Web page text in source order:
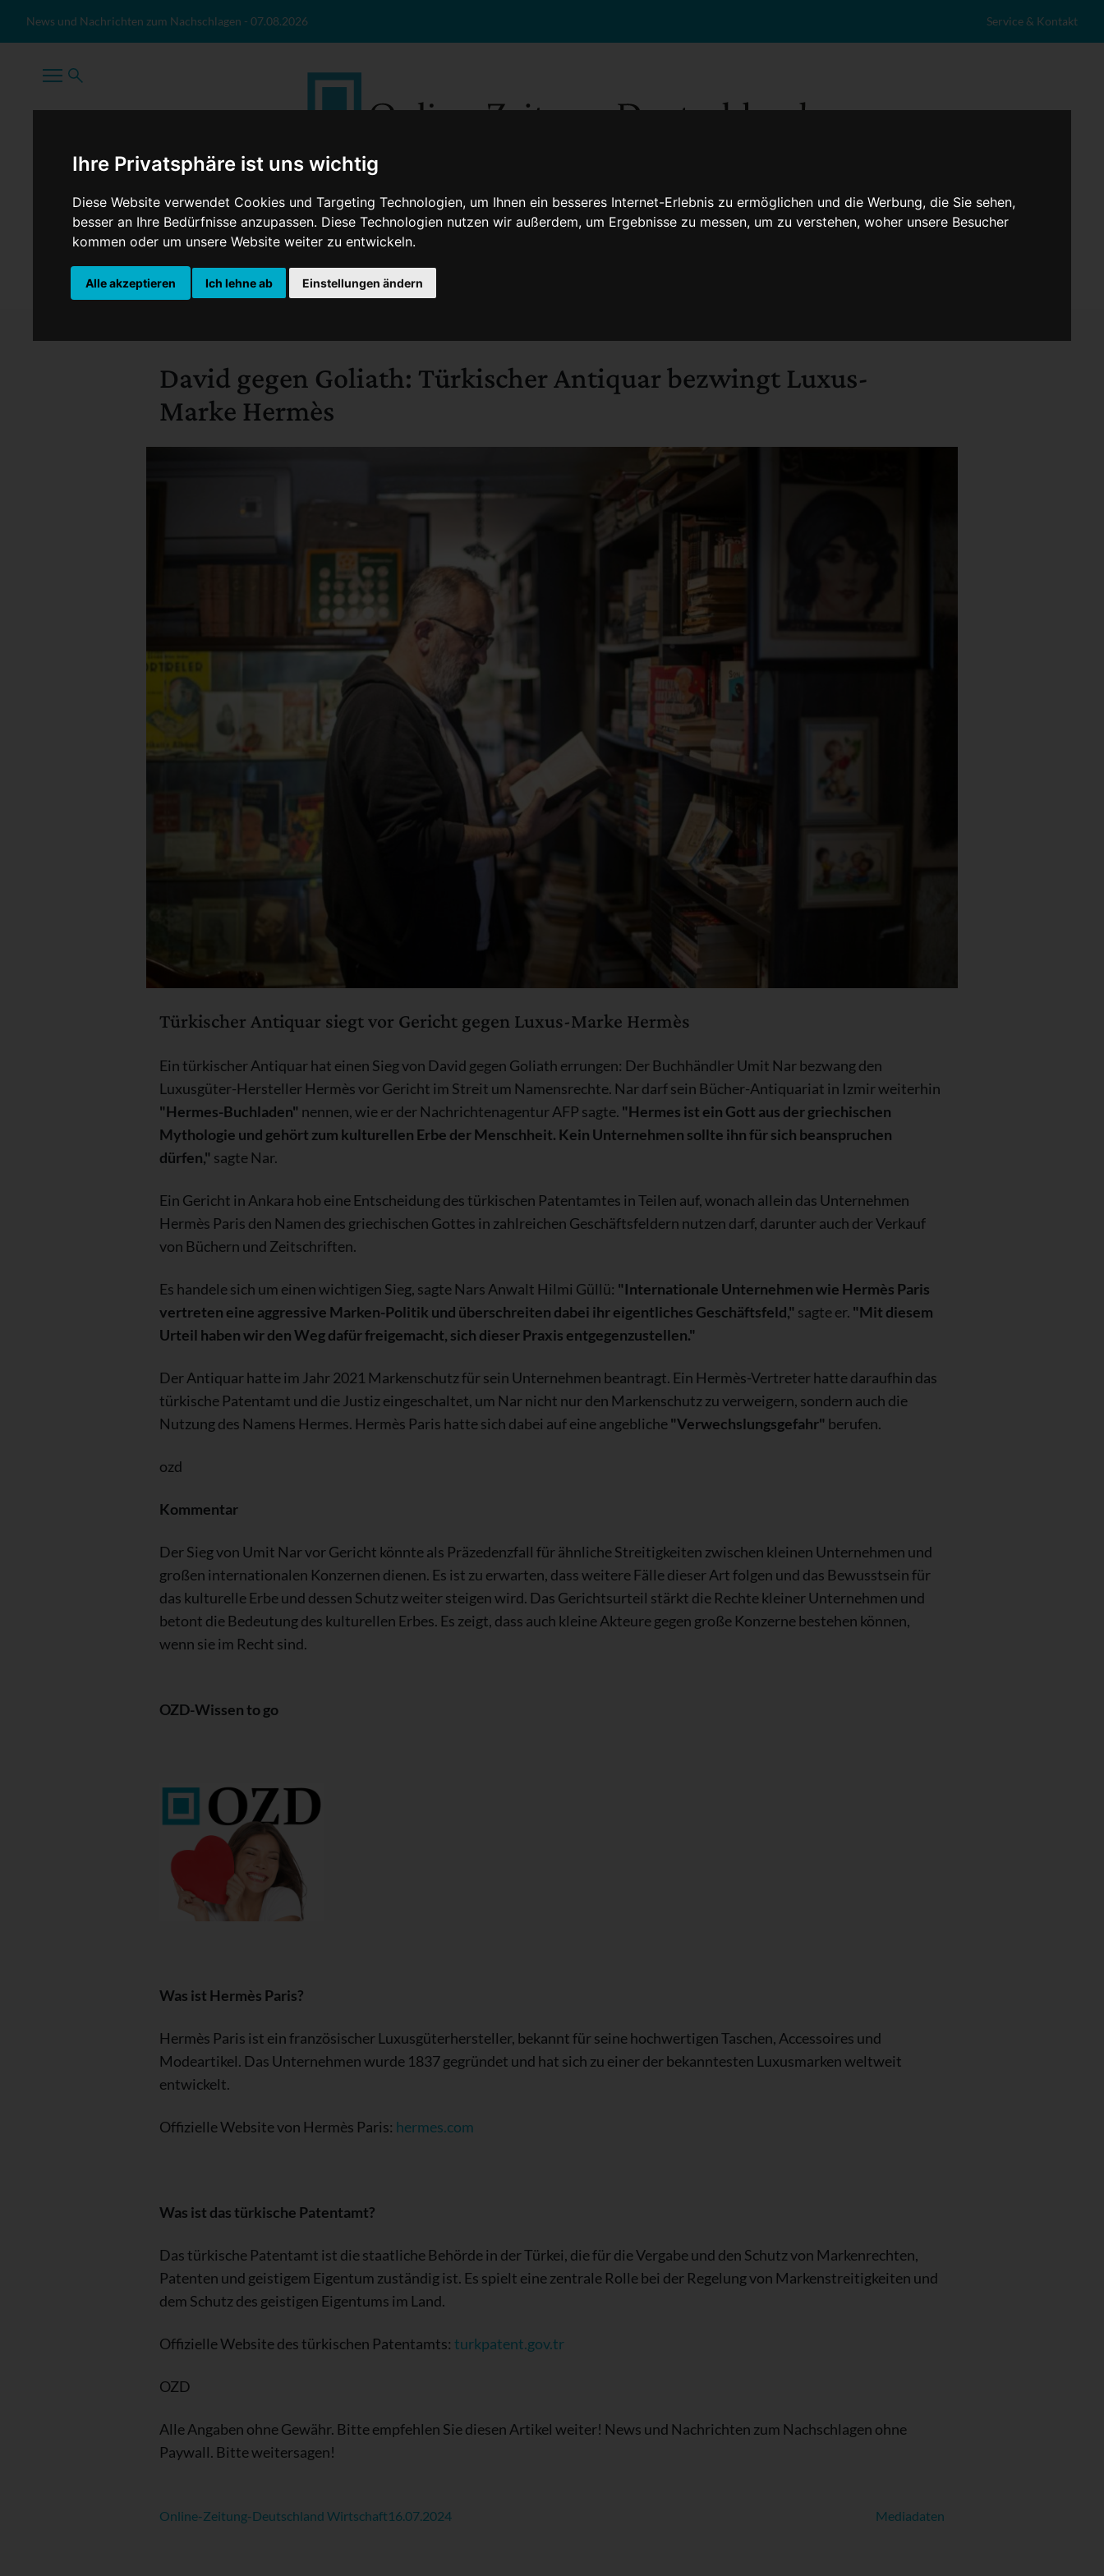
Ihre Privatsphäre ist uns wichtig
Diese Website verwendet Cookies und Targeting Technologien, um Ihnen ein besseres Internet-Erlebnis zu ermöglichen und die Werbung, die Sie sehen,
besser an Ihre Bedürfnisse anzupassen. Diese Technologien nutzen wir außerdem, um Ergebnisse zu messen, um zu verstehen, woher unsere Besucher
kommen oder um unsere Website weiter zu entwickeln.
Alle akzeptieren Ich lehne ab Einstellungen ändern
News und Nachrichten zum Nachschlagen - 07.08.2026 Service & Kontakt
TopNews Politik Sport Wirtschaft Firmennews Gesellschaft
David gegen Goliath: Türkischer Antiquar bezwingt Luxus-
Marke Hermès
Türkischer Antiquar siegt vor Gericht gegen Luxus-Marke Hermès
Ein türkischer Antiquar hat einen Sieg von David gegen Goliath errungen: Der Buchhändler Umit Nar bezwang den
Luxusgüter-Hersteller Hermès vor Gericht im Streit um Namensrechte. Nar darf sein Bücher-Antiquariat in Izmir weiterhin
"Hermes-Buchladen" nennen, wie er der Nachrichtenagentur AFP sagte. "Hermes ist ein Gott aus der griechischen
Mythologie und gehört zum kulturellen Erbe der Menschheit. Kein Unternehmen sollte ihn für sich beanspruchen
dürfen," sagte Nar.
Ein Gericht in Ankara hob eine Entscheidung des türkischen Patentamtes in Teilen auf, wonach allein das Unternehmen
Hermès Paris den Namen des griechischen Gottes in zahlreichen Geschäftsfeldern nutzen darf, darunter auch der Verkauf
von Büchern und Zeitschriften.
Es handele sich um einen wichtigen Sieg, sagte Nars Anwalt Hilmi Güllü: "Internationale Unternehmen wie Hermès Paris
vertreten eine aggressive Marken-Politik und überschreiten dabei ihr eigentliches Geschäftsfeld," sagte er. "Mit diesem
Urteil haben wir den Weg dafür freigemacht, sich dieser Praxis entgegenzustellen."
Der Antiquar hatte im Jahr 2021 Markenschutz für sein Unternehmen beantragt. Ein Hermès-Vertreter hatte daraufhin das
türkische Patentamt und die Justiz eingeschaltet, um Nar nicht nur den Markenschutz zu verweigern, sondern auch die
Nutzung des Namens Hermes. Hermès Paris hatte sich dabei auf eine angebliche"Verwechslungsgefahr" berufen.
ozd
Kommentar
Der Sieg von Umit Nar vor Gericht könnte als Präzedenzfall für ähnliche Streitigkeiten zwischen kleinen Unternehmen und
großen internationalen Konzernen dienen. Es ist zu erwarten, dass weitere Fälle dieser Art folgen und das Bewusstsein für
das kulturelle Erbe und dessen Schutz weiter steigen wird. Das Gerichtsurteil stärkt die Rechte kleiner Unternehmen und
betont die Bedeutung des kulturellen Erbes. Es zeigt, dass auch kleine Akteure gegen große Konzerne bestehen können,
wenn sie im Recht sind.
OZD-Wissen to go
Was ist Hermès Paris?
Hermès Paris ist ein französischer Luxusgüterhersteller, bekannt für seine hochwertigen Taschen, Accessoires und
Modeartikel. Das Unternehmen wurde 1837 gegründet und hat sich zu einer der bekanntesten Luxusmarken weltweit
entwickelt.
Offizielle Website von Hermès Paris: hermes.com
Was ist das türkische Patentamt?
Das türkische Patentamt ist die staatliche Behörde in der Türkei, die für die Vergabe und den Schutz von Markenrechten,
Patenten und geistigem Eigentum zuständig ist. Es spielt eine zentrale Rolle bei der Regelung von Markenstreitigkeiten und
dem Schutz des geistigen Eigentums im Land.
Offizielle Website des türkischen Patentamts: turkpatent.gov.tr
OZD
Alle Angaben ohne Gewähr. Bitte empfehlen Sie diesen Artikel weiter! News und Nachrichten zum Nachschlagen ohne
Paywall. Bitte weitersagen!
Online-Zeitung-Deutschland Wirtschaft16.07.2024 Mediadaten